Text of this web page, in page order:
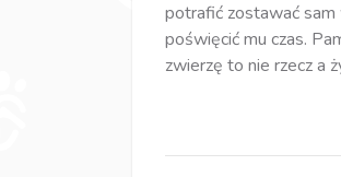
potrafić zostawać
poświęcić mu czas.
zwierzę to nie rzecz a